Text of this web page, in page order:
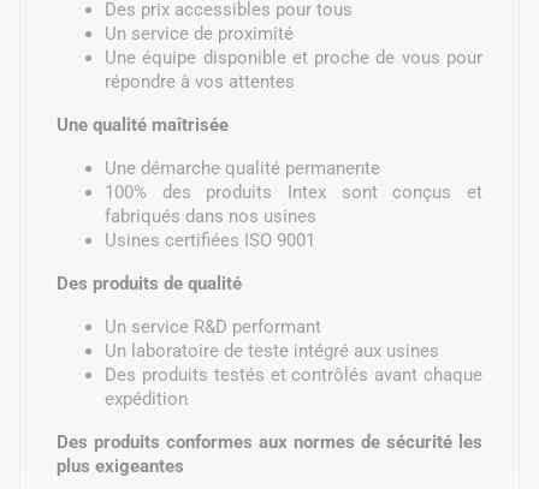
Des prix accessibles pour tous
Un service de proximité
Une équipe disponible et proche de vous pour
répondre à vos attentes
Une qualité maîtrisée
Une démarche qualité permanente
100% des produits Intex sont conçus et
fabriqués dans nos usines
Usines certifiées ISO 9001
Des produits de qualité
Un service R&D performant
Un laboratoire de teste intégré aux usines
Des produits testés et contrôlés avant chaque
expédition
Des produits conformes aux normes de sécurité les
plus exigeantes